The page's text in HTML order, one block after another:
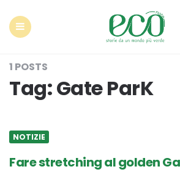
1 POSTS
Tag:Gate ParK
NOTIZIE
Fare stretching al golden